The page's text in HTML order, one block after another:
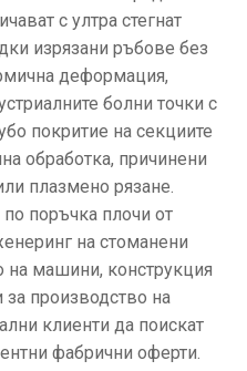
с ултра стегнат
изрязани ръбове без
деформация,
болни точки с
покритие на секциите
обработка, причинени
плазмено рязане.
по поръчка плочи от
на стоманени
на машини, конструкция
за производство на
клиенти да поискат
фабрични оферти.